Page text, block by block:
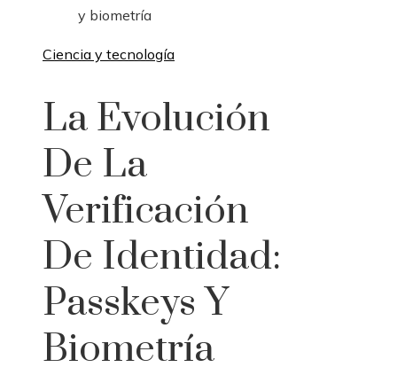
y biometría
Ciencia y tecnología
La Evolución
De La
Verificación
De Identidad:
Passkeys Y
Biometría